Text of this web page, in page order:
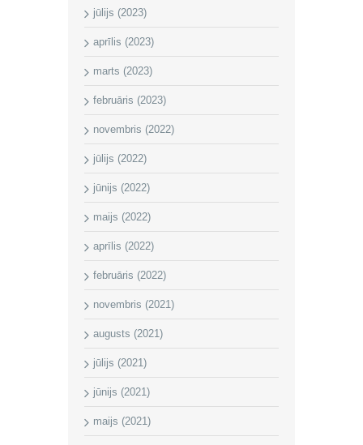
jūlijs (2023)
aprīlis (2023)
marts (2023)
februāris (2023)
novembris (2022)
jūlijs (2022)
jūnijs (2022)
maijs (2022)
aprīlis (2022)
februāris (2022)
novembris (2021)
augusts (2021)
jūlijs (2021)
jūnijs (2021)
maijs (2021)